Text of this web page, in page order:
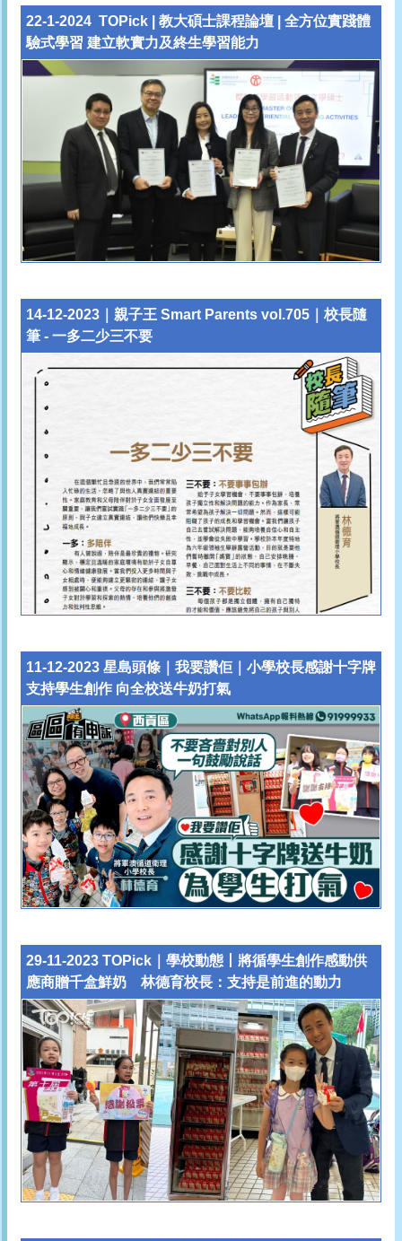
22-1-2024 TOPick | 教大碩士課程論壇 | 全方位實踐體
驗式學習 建立軟實力及終生學習能力
14-12-2023｜親子王 Smart Parents vol.705｜校長隨
筆 - 一多二少三不要
11-12-2023 星島頭條｜我要讚佢｜小學校長感謝十字牌
支持學生創作 向全校送牛奶打氣
29-11-2023 TOPick｜學校動態丨將循學生創作感動供
應商贈千盒鮮奶 林德育校長：支持是前進的動力